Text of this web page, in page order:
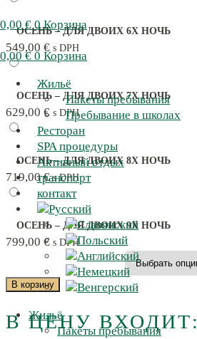
0,00€ 0 Корзина
0,00€ 0 Корзина
Жильё
Пакеты пребывания
Пребывание в школах
Ресторан
SPA процедуры
Активный отдых
транспорт
контакт
Жильё
Пакеты пребывания
ОСЕНЬ – ДЛЯ ДВОИХ 6X НОЧЬ
549,00 € s DPH
ОСЕНЬ – ДЛЯ ДВОИХ 7X НОЧЬ
629,00 € s DPH
ОСЕНЬ – ДЛЯ ДВОИХ 8X НОЧЬ
719,00€ s DPH
ОСЕНЬ – ДЛЯ ДВОИХ 9X НОЧЬ
799,00 € s DPH
VYBERTE SI BALÍČEK
КОЛИЧЕСТВО
ОСЕНЬ
В корзину
В ЦЕНУ ВХОДИТ: